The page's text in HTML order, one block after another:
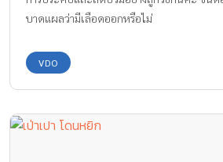
บาดแผลว่ามีเลือดออกหรือไม่
VDO